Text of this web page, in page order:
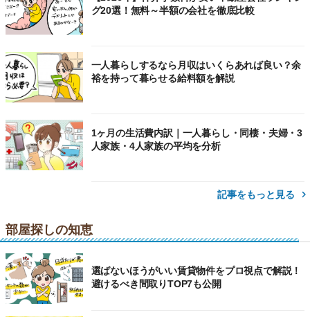
グ20選！無料～半額の会社を徹底比較
一人暮らしするなら月収はいくらあれば良い？余
裕を持って暮らせる給料額を解説
1ヶ月の生活費内訳｜一人暮らし・同棲・夫婦・3
人家族・4人家族の平均を分析
記事をもっと見る
部屋探しの知恵
選ばないほうがいい賃貸物件をプロ視点で解説！
避けるべき間取りTOP7も公開